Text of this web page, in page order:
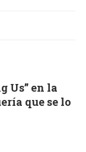
Us” en la
que se lo